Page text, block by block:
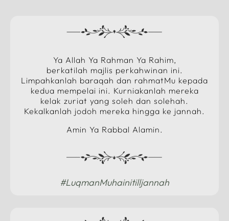
Ya Allah Ya Rahman Ya Rahim,
berkatilah majlis perkahwinan ini.
Limpahkanlah baraqah dan rahmatMu kepada
kedua mempelai ini. Kurniakanlah mereka
kelak zuriat yang soleh dan solehah.
Kekalkanlah jodoh mereka hingga ke jannah.
Amin Ya Rabbal Alamin.
#LuqmanMuhainitilljannah